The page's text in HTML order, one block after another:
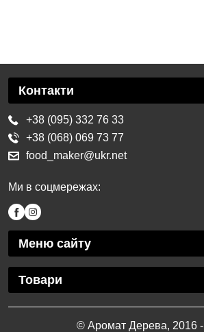
Меню сайту
Товари
Контакти
+38 (095) 332 76 33
+38 (068) 069 73 77
food_maker@ukr.net
Ми в соцмережах:
© Аромат Дерева, 2016